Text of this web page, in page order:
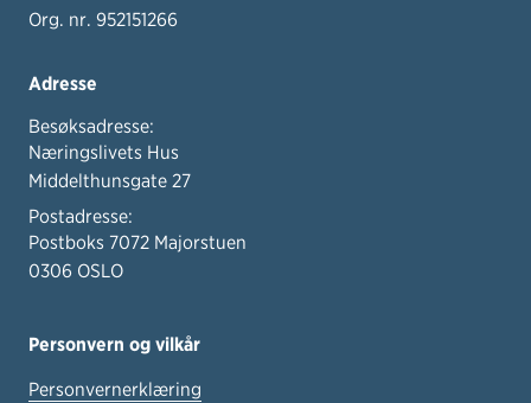
Org. nr. 952151266
Adresse
Besøksadresse:
Næringslivets Hus
Middelthunsgate 27
Postadresse:
Postboks 7072 Majorstuen
0306 OSLO
Personvern og vilkår
Personvernerklæring